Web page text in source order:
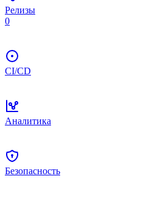
Релизы
0
CI/CD
Аналитика
Безопасность